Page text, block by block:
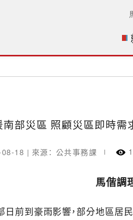
部災區 照顧災區即時需
08-18 | 來源： 公共事務課
馬偕調
前到豪雨影響，部分地區居民